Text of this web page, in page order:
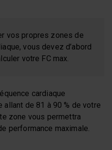
vos propres zones de
vous devez d’abord
votre FC max.
cardiaque
allant de 81 à 90 % de votre
zone vous permettra
performance maximale.